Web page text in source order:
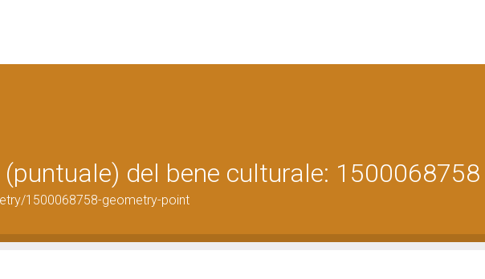
del bene culturale: 1500068758
1500068758-geometry-point